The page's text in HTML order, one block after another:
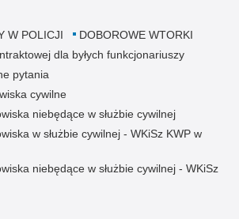
W POLICJI
DOBOROWE WTORKI
dla byłych funkcjonariuszy
pytania
cywilne
niebędące w służbie cywilnej
w służbie cywilnej - WKiSz KWP w
niebędące w służbie cywilnej - WKiSz